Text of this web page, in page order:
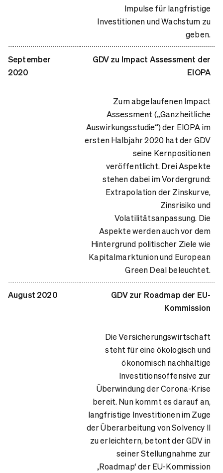
Impulse für langfristige
Investitionen und Wachstum zu
geben.
September
2020
GDV zu Impact Assessment der
EIOPA
Zum abgelaufenen Impact
Assessment („Ganzheitliche
Auswirkungsstudie“) der EIOPA im
ersten Halbjahr 2020 hat der GDV
seine Kernpositionen
veröffentlicht. Drei Aspekte
stehen dabei im Vordergrund:
Extrapolation der Zinskurve,
Zinsrisiko und
Volatilitätsanpassung. Die
Aspekte werden auch vor dem
Hintergrund politischer Ziele wie
Kapitalmarktunion und European
Green Deal beleuchtet.
August 2020
GDV zur Roadmap der EU-
Kommission
Die Versicherungswirtschaft
steht für eine ökologisch und
ökonomisch nachhaltige
Investitionsoffensive zur
Überwindung der Corona-Krise
bereit. Nun kommt es darauf an,
langfristige Investitionen im Zuge
der Überarbeitung von Solvency II
zu erleichtern, betont der GDV in
seiner Stellungnahme zur
‚Roadmap‘ der EU-Kommission